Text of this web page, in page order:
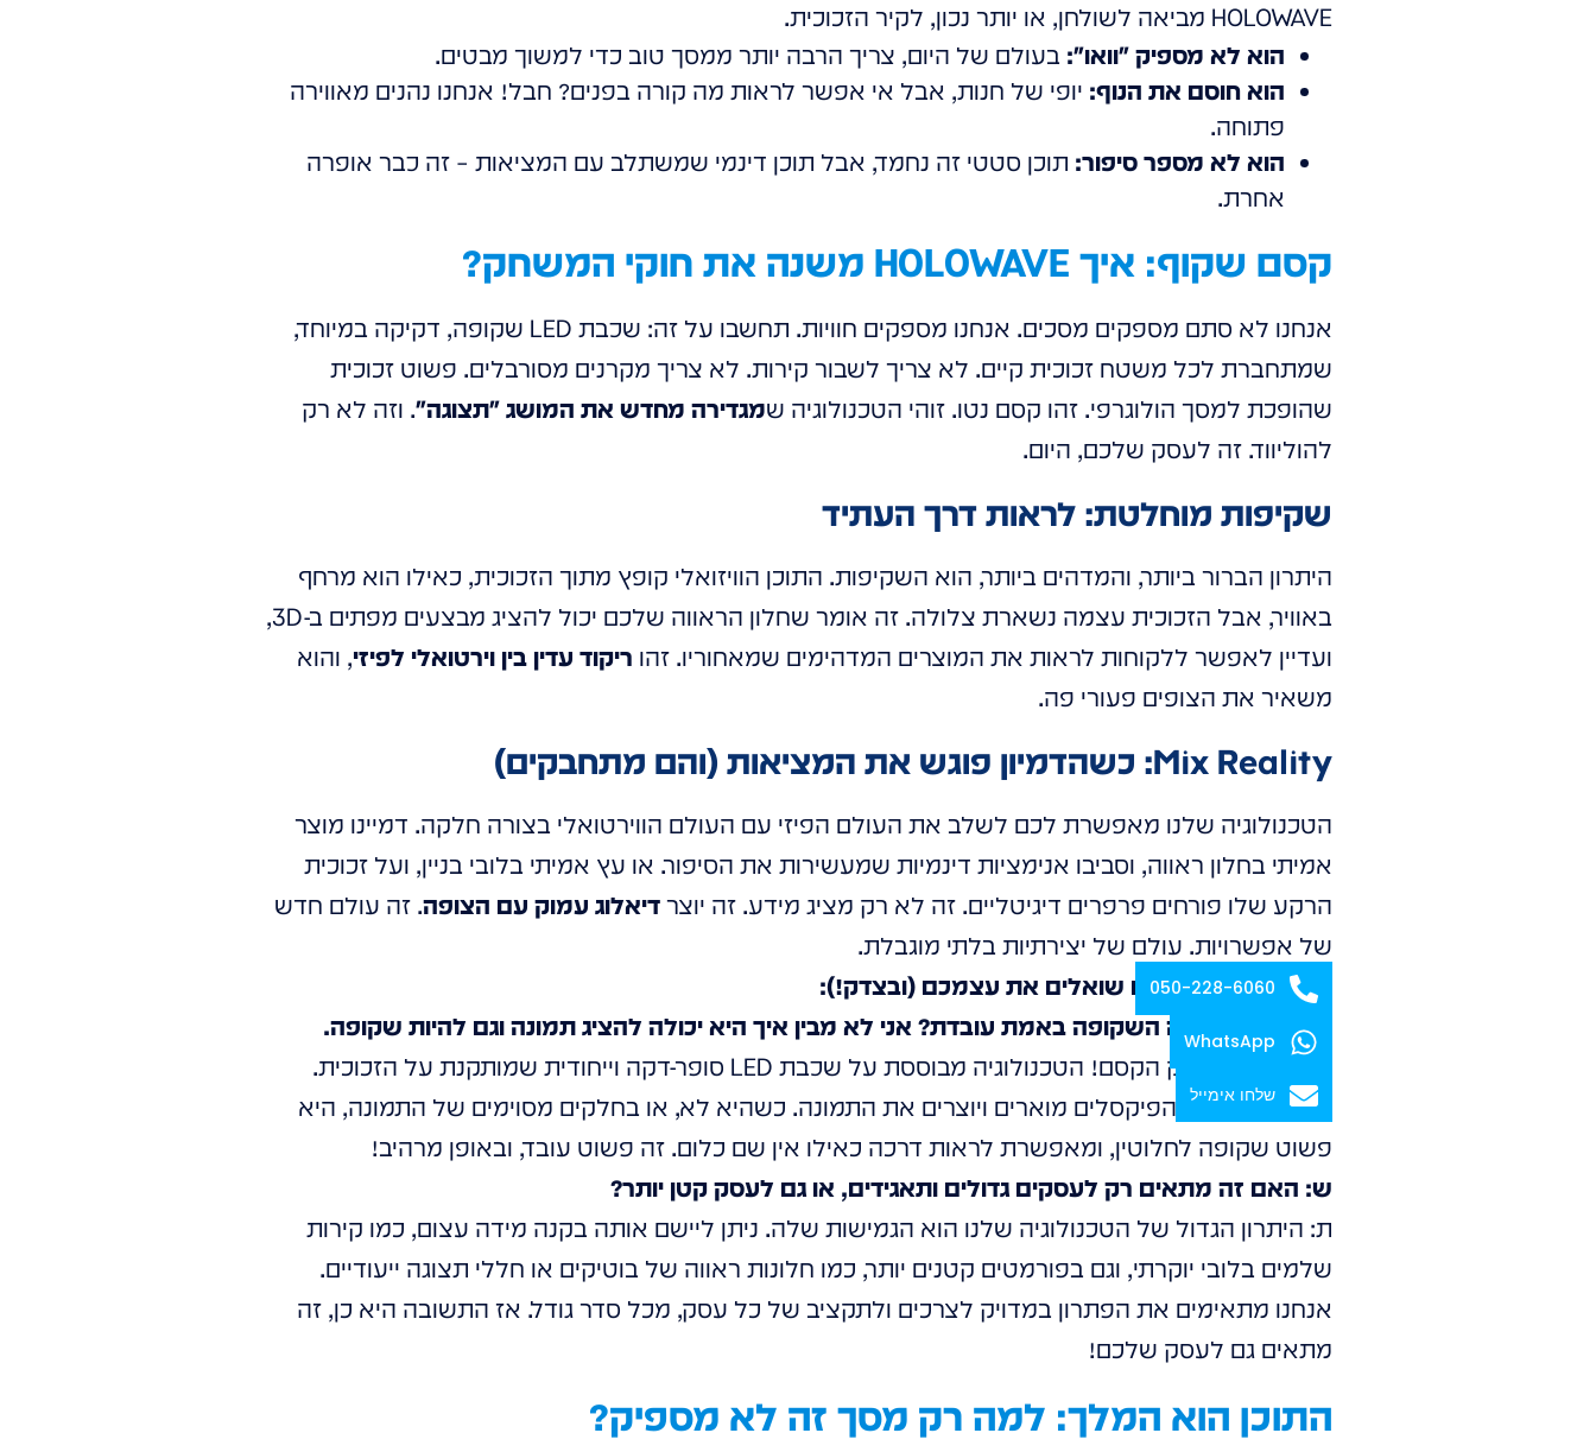
HOLOWAVE מביאה לשולחן, או יותר נכון, לקיר הזכוכית.
הוא לא מספיק "וואו": בעולם של היום, צריך הרבה יותר ממסך טוב כדי למשוך מבטים.
הוא חוסם את הנוף: יופי של חנות, אבל אי אפשר לראות מה קורה בפנים? חבל! אנחנו נהנים מאווירה
פתוחה.
הוא לא מספר סיפור: תוכן סטטי זה נחמד, אבל תוכן דינמי שמשתלב עם המציאות – זה כבר אופרה
אחרת.
קסם שקוף: איך HOLOWAVE משנה את חוקי המשחק?
אנחנו לא סתם מספקים מסכים. אנחנו מספקים חוויות. תחשבו על זה: שכבת LED שקופה, דקיקה במיוחד,
שמתחברת לכל משטח זכוכית קיים. לא צריך לשבור קירות. לא צריך מקרנים מסורבלים. פשוט זכוכית
שהופכת למסך הולוגרפי. זהו קסם נטו. זוהי הטכנולוגיה שמגדירה מחדש את המושג "תצוגה". וזה לא רק
להוליווד. זה לעסק שלכם, היום.
שקיפות מוחלטת: לראות דרך העתיד
היתרון הברור ביותר, והמדהים ביותר, הוא השקיפות. התוכן הוויזואלי קופץ מתוך הזכוכית, כאילו הוא מרחף
באוויר, אבל הזכוכית עצמה נשארת צלולה. זה אומר שחלון הראווה שלכם יכול להציג מבצעים מפתים ב-3D,
ועדיין לאפשר ללקוחות לראות את המוצרים המדהימים שמאחוריו. זהו ריקוד עדין בין וירטואלי לפיזי, והוא
משאיר את הצופים פעורי פה.
Mix Reality: כשהדמיון פוגש את המציאות (והם מתחבקים)
הטכנולוגיה שלנו מאפשרת לכם לשלב את העולם הפיזי עם העולם הווירטואלי בצורה חלקה. דמיינו מוצר
אמיתי בחלון ראווה, וסביבו אנימציות דינמיות שמעשירות את הסיפור. או עץ אמיתי בלובי בניין, ועל זכוכית
הרקע שלו פורחים פרפרים דיגיטליים. זה לא רק מציג מידע. זה יוצרדיאלוג עמוק עם הצופה. זה עולם חדש
של אפשרויות. עולם של יצירתיות בלתי מוגבלת.
שאלות שאתם בטח שואלים את עצמכם (ובצדק!):
ש: האם התצוגה השקופה באמת עובדת? אני לא מבין איך היא יכולה להציג תמונה וגם להיות שקופה.
ת: ובכן, זה בדיוק הקסם! הטכנולוגיה מבוססת על שכבת LED סופר-דקה וייחודית שמותקנת על הזכוכית.
כשהיא פועלת, הפיקסלים מוארים ויוצרים את התמונה. כשהיא לא, או בחלקים מסוימים של התמונה, היא
פשוט שקופה לחלוטין, ומאפשרת לראות דרכה כאילו אין שם כלום. זה פשוט עובד, ובאופן מרהיב!
ש: האם זה מתאים רק לעסקים גדולים ותאגידים, או גם לעסק קטן יותר?
ת: היתרון הגדול של הטכנולוגיה שלנו הוא הגמישות שלה. ניתן ליישם אותה בקנה מידה עצום, כמו קירות
שלמים בלובי יוקרתי, וגם בפורמטים קטנים יותר, כמו חלונות ראווה של בוטיקים או חללי תצוגה ייעודיים.
אנחנו מתאימים את הפתרון במדויק לצרכים ולתקציב של כל עסק, מכל סדר גודל. אז התשובה היא כן, זה
מתאים גם לעסק שלכם!
התוכן הוא המלך: למה רק מסך זה לא מספיק?
050-228-6060
WhatsApp
שלחו אימייל